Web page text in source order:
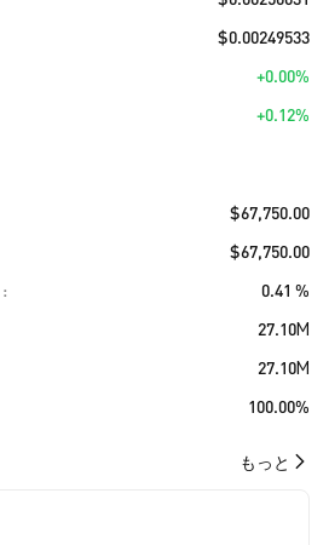
$0.00249533
+0.00%
+0.12%
$67,750.00
$67,750.00
0.41 %
27.10M
27.10M
100.00%
もっと